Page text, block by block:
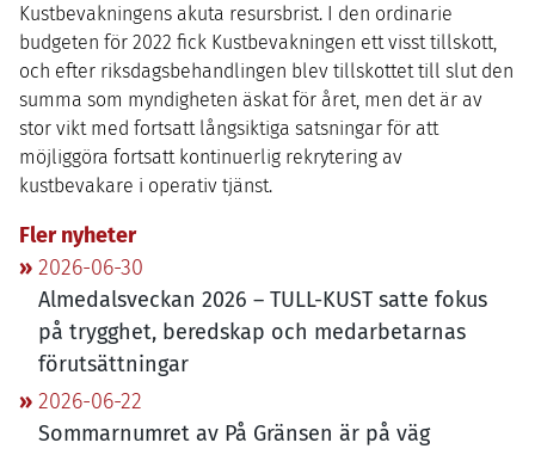
Kustbevakningens akuta resursbrist. I den ordinarie
budgeten för 2022 fick Kustbevakningen ett visst tillskott,
och efter riksdagsbehandlingen blev tillskottet till slut den
summa som myndigheten äskat för året, men det är av
stor vikt med fortsatt långsiktiga satsningar för att
möjliggöra fortsatt kontinuerlig rekrytering av
kustbevakare i operativ tjänst.
Fler nyheter
2026-06-30
Almedalsveckan 2026 – TULL-KUST satte fokus
på trygghet, beredskap och medarbetarnas
förutsättningar
2026-06-22
Sommarnumret av På Gränsen är på väg